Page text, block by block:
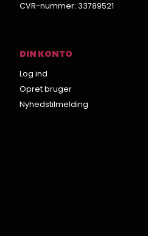
CVR-nummer: 33789521
DIN KONTO
Log ind
Opret bruger
Nyhedstilmelding